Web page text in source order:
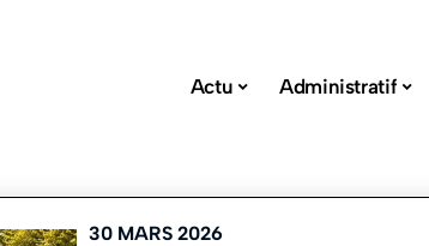
Actu Administratif
30 MARS 2026